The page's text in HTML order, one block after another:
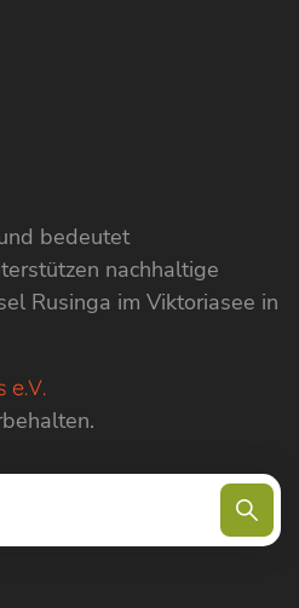
bedeutet
nachhaltige
Rusinga im Viktoriasee in
e.V.